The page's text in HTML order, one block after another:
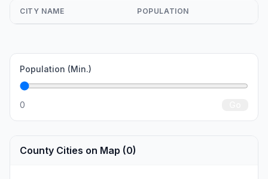
CITY NAME POPULATION
Population (Min.)
0
County Cities on Map (0)